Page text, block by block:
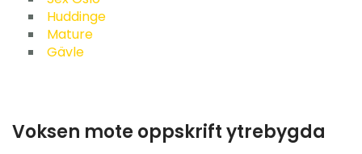
Contacto
Huddinge
Mature
Gävle
Voksen mote oppskrift ytrebygda